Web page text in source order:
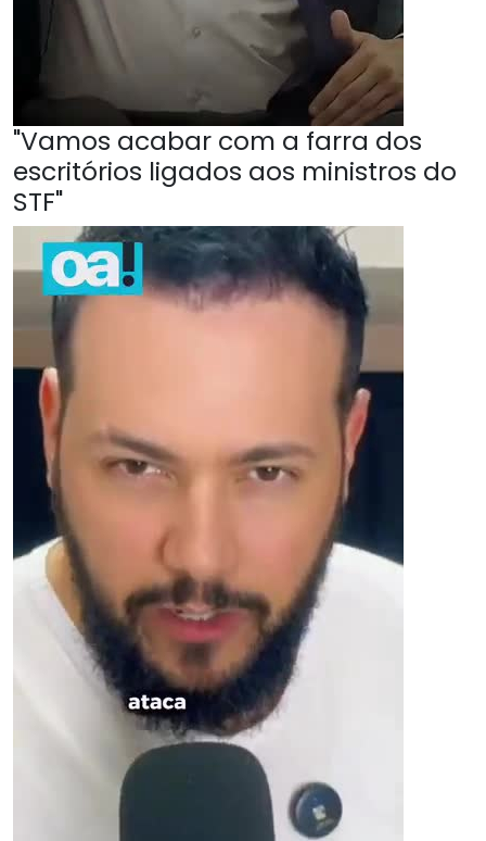
"Vamos acabar com a farra dos
escritórios ligados aos ministros do
STF"